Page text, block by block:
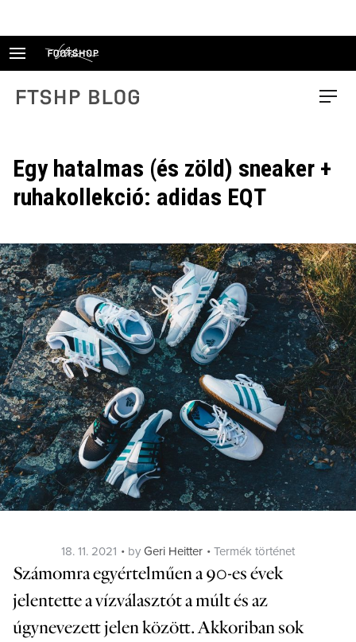
FTSHP blog Menu
Egy hatalmas (és zöld) sneaker +
ruhakollekció: adidas EQT
Posted
on
18. 11. 2021 by Geri Heitter Categories
Termék történet
Számomra egyértelműen a 90-es évek
jelentette a vízválasztót a múlt és az
úgynevezett jelen között. Akkoriban sok